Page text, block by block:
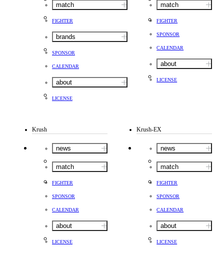
match
FIGHTER
brands
SPONSOR
CALENDAR
about
LICENSE
match
FIGHTER
SPONSOR
CALENDAR
about
LICENSE
Krush
news
match
FIGHTER
SPONSOR
CALENDAR
about
LICENSE
Krush-EX
news
match
FIGHTER
SPONSOR
CALENDAR
about
LICENSE